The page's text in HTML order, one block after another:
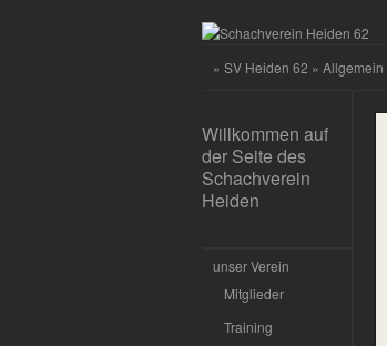
» SV Heiden 62 » Allgemein
Willkommen auf
der Seite des
Schachverein
Heiden
unser Verein
Mitglieder
Training